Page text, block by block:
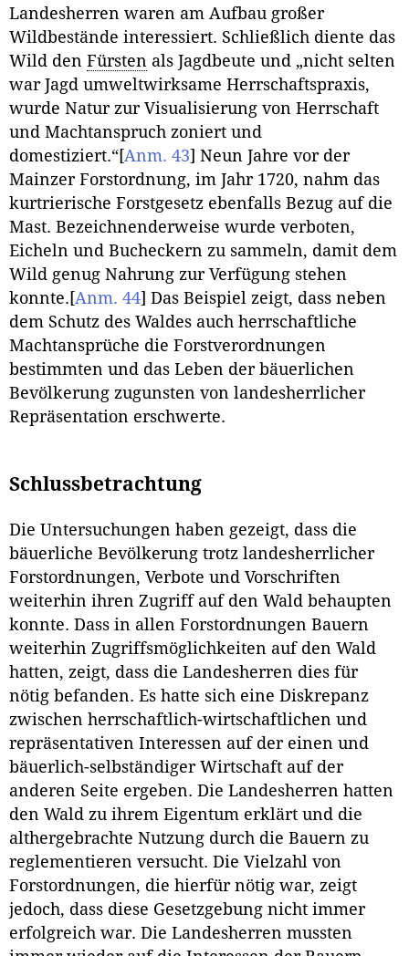
Landesherren waren am Aufbau großer
Wildbestände interessiert. Schließlich diente das
Wild den Fürsten als Jagdbeute und „nicht selten
war Jagd umweltwirksame Herrschaftspraxis,
wurde Natur zur Visualisierung von Herrschaft
und Machtanspruch zoniert und
domestiziert.“[Anm. 43] Neun Jahre vor der
Mainzer Forstordnung, im Jahr 1720, nahm das
kurtrierische Forstgesetz ebenfalls Bezug auf die
Mast. Bezeichnenderweise wurde verboten,
Eicheln und Bucheckern zu sammeln, damit dem
Wild genug Nahrung zur Verfügung stehen
konnte. [Anm. 44] Das Beispiel zeigt, dass neben
dem Schutz des Waldes auch herrschaftliche
Machtansprüche die Forstverordnungen
bestimmten und das Leben der bäuerlichen
Bevölkerung zugunsten von landesherrlicher
Repräsentation erschwerte.
Schlussbetrachtung
Die Untersuchungen haben gezeigt, dass die
bäuerliche Bevölkerung trotz landesherrlicher
Forstordnungen, Verbote und Vorschriften
weiterhin ihren Zugriff auf den Wald behaupten
konnte. Dass in allen Forstordnungen Bauern
weiterhin Zugriffsmöglichkeiten auf den Wald
hatten, zeigt, dass die Landesherren dies für
nötig befanden. Es hatte sich eine Diskrepanz
zwischen herrschaftlich-wirtschaftlichen und
repräsentativen Interessen auf der einen und
bäuerlich-selbständiger Wirtschaft auf der
anderen Seite ergeben. Die Landesherren hatten
den Wald zu ihrem Eigentum erklärt und die
althergebrachte Nutzung durch die Bauern zu
reglementieren versucht. Die Vielzahl von
Forstordnungen, die hierfür nötig war, zeigt
jedoch, dass diese Gesetzgebung nicht immer
erfolgreich war. Die Landesherren mussten